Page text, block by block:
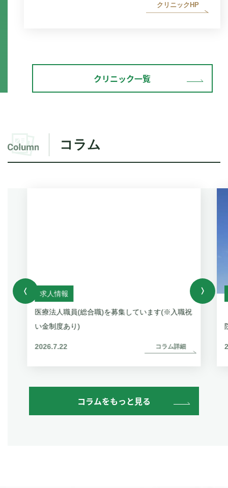
クリニックHP
クリニック一覧
コラム
求人情報
医療法人職員(総合職)を募集しています(※入職祝
い金制度あり)
2026.7.22 コラム詳細
コラムをもっと見る